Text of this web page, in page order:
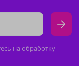
на обработку